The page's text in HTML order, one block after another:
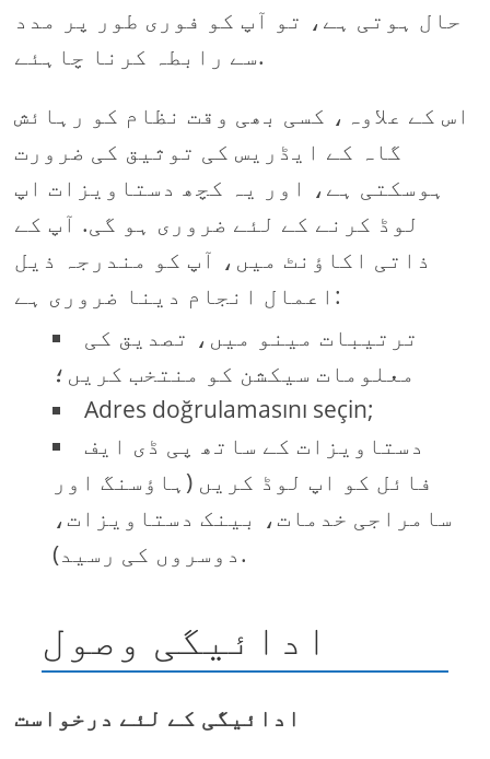
حال ہوتی ہے، تو آپ کو فوری طور پر مدد
سے رابطہ کرنا چاہئے.
اس کے علاوہ، کسی بھی وقت نظام کو رہائش
گاہ کے ایڈریس کی توثیق کی ضرورت
ہوسکتی ہے، اور یہ کچھ دستاویزات اپ
لوڈ کرنے کے لئے ضروری ہو گی. آپ کے
ذاتی اکاؤنٹ میں، آپ کو مندرجہ ذیل
اعمال انجام دینا ضروری ہے:
ترتیبات مینو میں، تصدیق کی
معلومات سیکشن کو منتخب کریں؛
Adres doğrulamasını seçin;
دستاویزات کے ساتھ پی ڈی ایف
فائل کو اپ لوڈ کریں (ہاؤسنگ اور
سامراجی خدمات، بینک دستاویزات،
دوسروں کی رسید).
ادائیگی وصول
ادائیگی کے لئے درخواست